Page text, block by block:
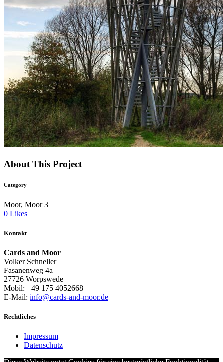
About This Project
Category
Moor, Moor 3
0 Likes
Kontakt
Cards and Moor
Volker Schneller
Fasanenweg 4a
27726 Worpswede
Mobil: +49 175 4052668
E-Mail: info@cards-and-moor.de
Rechtliches
Impressum
Datenschutz